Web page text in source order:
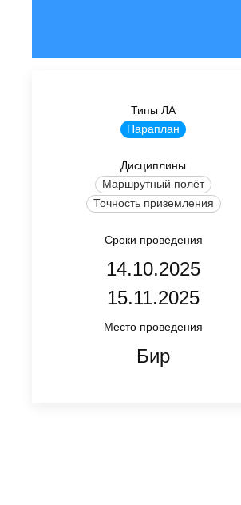
Типы ЛА
Параплан
Дисциплины
Маршрутный полёт
Точность приземления
Сроки проведения
14.10.2025
15.11.2025
Место проведения
Бир